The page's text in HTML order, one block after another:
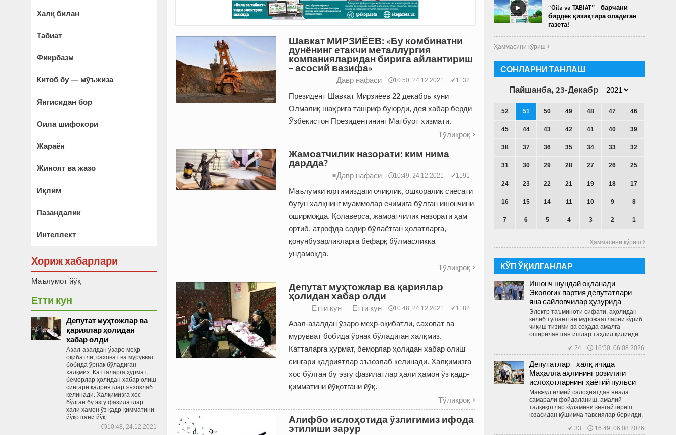
Шавкат МИРЗИЁЕВ: «Бу комбинатни
дунёнинг етакчи металлургия
компанияларидан бирига айлантириш
– асосий вазифа»
≡Давр нафаси 🕔10:50, 24.12.2021 ✔1132
Президент Шавкат Мирзиёев 22 декабрь куни
Олмалиқ шаҳрига ташриф буюрди, дея хабар берди
Ўзбекистон Президентининг Матбуот хизмати.
Тўлиқроқ 
Жамоатчилик назорати: ким нима
дардда?
≡Давр нафаси 🕔10:49, 24.12.2021 ✔1191
Маълумки юртимиздаги очиқлик, ошкоралик сиёсати
бугун халқнинг муаммолар ечимига бўлган ишончини
оширмоқда. Қолаверса, жамоатчилик назорати ҳам
ортиб, атрофда содир бўлаётган ҳолатларга,
қонунбузарликларга бефарқ бўлмасликка
ундамоқда.
Тўлиқроқ 
Депутат муҳтожлар ва қариялар
ҳолидан хабар олди
≡Етти кун ≡Етти кун 🕔10:48, 24.12.2021 ✔1182
Азал-азалдан ўзаро меҳр-оқибатли, саховат ва
мурувват бобида ўрнак бўладиган халқмиз.
Катталарга ҳурмат, беморлар ҳолидан хабар олиш
сингари қадриятлар эъзозлаб келинади. Халқимизга
хос бўлган бу эзгу фазилатлар ҳали ҳамон ўз қадр-
қимматини йўқотгани йўқ.
Тўлиқроқ 
Алифбо ислоҳотида ўзлигимиз ифода
этилиши зарур
Халқ билан
Табиат
Фикрбазм
Китоб бу — мўъжиза
Янгисидан бор
Оила шифокори
Жараён
Жиноят ва жазо
Иқлим
Пазандалик
Интеллект
Хориж хабарлари
Маълумот йўқ
Етти кун
Депутат муҳтожлар ва
қариялар ҳолидан
хабар олди
Азал-азалдан ўзаро меҳр-
оқибатли, саховат ва мурувват
бобида ўрнак бўладиган
халқмиз. Катталарга ҳурмат,
беморлар ҳолидан хабар олиш
сингари қадриятлар эъзозлаб
келинади. Халқимизга хос
бўлган бу эзгу фазилатлар
ҳали ҳамон ўз қадр-қимматини
йўқотгани йўқ.
🕔10:48, 24.12.2021
►
“Oila va TABIAT” – барчани
бирдек қизиқтира оладиган
газета!
Ҳаммасини кўриш 
СОНЛАРНИ ТАНЛАШ
Пайшанба, 23-Декабр
52 51 50 49 48 47 46
45 44 43 42 41 40 39
38 37 36 35 34 33 32
31 30 29 28 27 26 25
24 23 22 21 19 18 17
16 15 14 11 10 9 8
7 6 5 4 3 2 1
Ҳаммасини кўриш 
КЎП ЎҚИЛГАНЛАР
Ишонч шундай оқланади
Экологик партия депутатлари
яна сайловчилар ҳузурида
Электр таъминоти сифати, аҳолидан
келиб тушаётган мурожаатларни кўриб
чиқиш тизими ва соҳада амалга
оширилаётган ишлар таҳлил қилинди.
✔ 24 🕔 16:50, 06.08.2026
Депутатлар – халқ ичида
Маҳалла аҳлининг розилиги –
ислоҳотларнинг ҳаётий пульси
Мавжуд илмий салоҳиятдан янада
самарали фойдаланиш, амалий
тадқиқотлар кўламини кенгайтириш
юзасидан қўшимча тавсиялар берилди.
✔ 33 🕔 16:49, 06.08.2026